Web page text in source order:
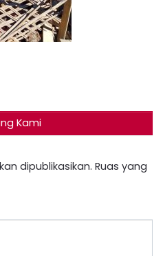
Kami
dipublikasikan. Ruas yang